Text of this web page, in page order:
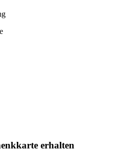
erhalten